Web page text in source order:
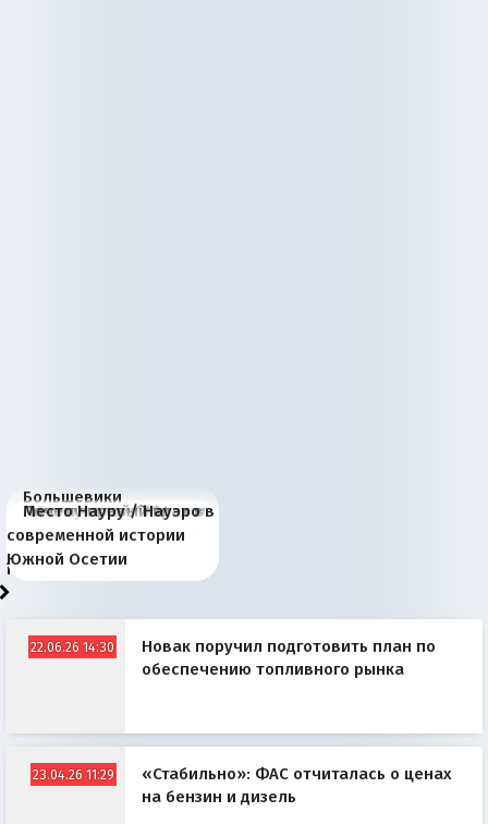
Большевики
отличаются от «Яблока»
тем, что они -
победители
Киевская марионетка
Запада рассказала о
«переобувании» хозяев
В России назрели
перемены: 15 шагов к
суверенной экономике
Миграционный пожар
Европы
Россия начинает
сбрасывать балласт
Анкориджа
Россия зимой 1904
года: первые уступки во
внутренней политике
Русская нация вчера и
сегодня
Почему правый крах в
Варшаве не поможет её
отношениям с Россией?
Место Науру / Науэро в
современной истории
Южной Осетии
22.06.26 14:30
Новак поручил подготовить план по
обеспечению топливного рынка
23.04.26 11:29
«Стабильно»: ФАС отчиталась о ценах
на бензин и дизель